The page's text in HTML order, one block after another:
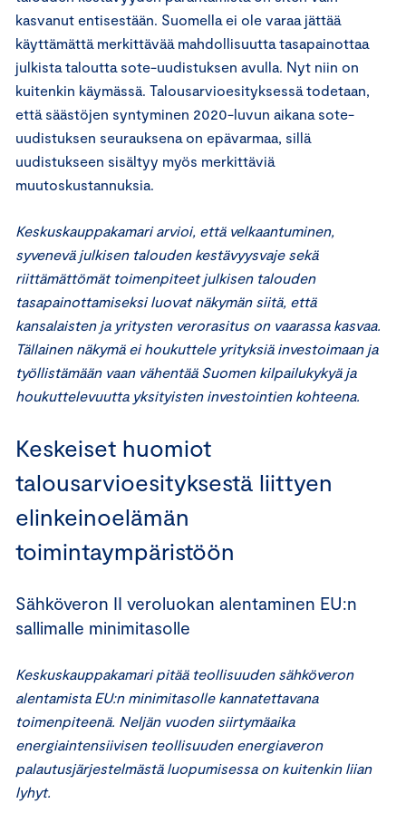
kasvanut entisestään. Suomella ei ole varaa jättää
käyttämättä merkittävää mahdollisuutta tasapainottaa
julkista taloutta sote-uudistuksen avulla. Nyt niin on
kuitenkin käymässä. Talousarvioesityksessä todetaan,
että säästöjen syntyminen 2020-luvun aikana sote-
uudistuksen seurauksena on epävarmaa, sillä
uudistukseen sisältyy myös merkittäviä
muutoskustannuksia.
Keskuskauppakamari arvioi, että velkaantuminen,
syvenevä julkisen talouden kestävyysvaje sekä
riittämättömät toimenpiteet julkisen talouden
tasapainottamiseksi luovat näkymän siitä, että
kansalaisten ja yritysten verorasitus on vaarassa kasvaa.
Tällainen näkymä ei houkuttele yrityksiä investoimaan ja
työllistämään vaan vähentää Suomen kilpailukykyä ja
houkuttelevuutta yksityisten investointien kohteena.
Keskeiset huomiot
talousarvioesityksestä liittyen
elinkeinoelämän
toimintaympäristöön
Sähköveron II veroluokan alentaminen EU:n
sallimalle minimitasolle
Keskuskauppakamari pitää teollisuuden sähköveron
alentamista EU:n minimitasolle kannatettavana
toimenpiteenä. Neljän vuoden siirtymäaika
energiaintensiivisen teollisuuden energiaveron
palautusjärjestelmästä luopumisessa on kuitenkin liian
lyhyt.